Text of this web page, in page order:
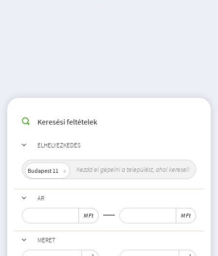
Keresési feltételek
ELHELYEZKEDÉS
Budapest 11
ÁR
M Ft M Ft
MÉRET